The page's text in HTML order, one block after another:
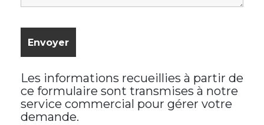
Les informations recueillies à partir de
ce formulaire sont transmises à notre
service commercial pour gérer votre
demande.